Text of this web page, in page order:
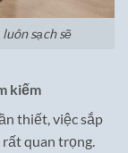
sạch sẽ
kiếm
thiết, việc sắp
quan trọng.